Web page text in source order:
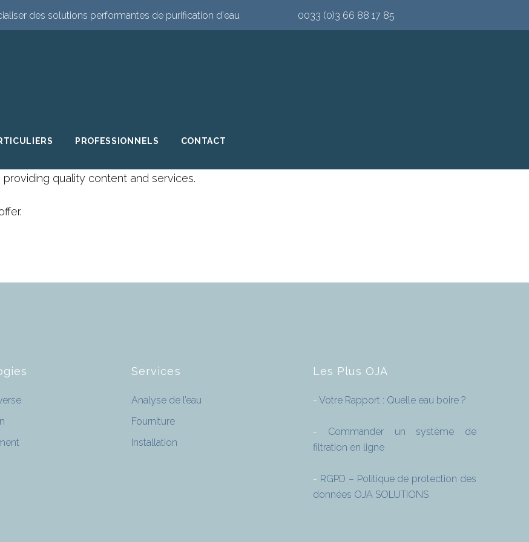
des solutions performantes de purification d'eau 0033 (0)3 66 88 17 85
PROFESSIONNELS CONTACT
quality content and services.
Services
Analyse de l’eau
Fourniture
Installation
Les Plus OJA
- Votre Rapport : Quelle eau boire ?
- Commander un système de
filtration en ligne
- RGPD – Politique de protection des
données OJA SOLUTIONS